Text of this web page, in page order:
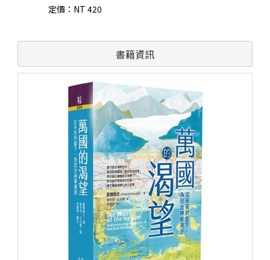
化》
定價：NT 420
書籍資訊